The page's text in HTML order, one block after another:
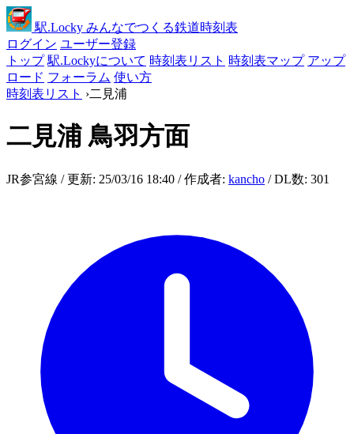
駅.Locky みんなでつくる鉄道時刻表
ログイン ユーザー登録
トップ 駅.Lockyについて 時刻表リスト 時刻表マップ アップ
ロード フォーラム 使い方
時刻表リスト ›二見浦
二見浦 鳥羽方面
JR参宮線 / 更新: 25/03/16 18:40 / 作成者: kancho / DL数: 301